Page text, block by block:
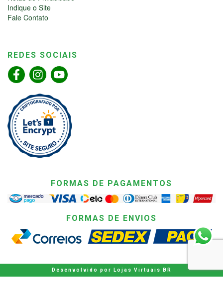
Indique o Site
Fale Contato
REDES SOCIAIS
FORMAS DE PAGAMENTOS
FORMAS DE ENVIOS
Desenvolvido por Lojas Virtuais BR